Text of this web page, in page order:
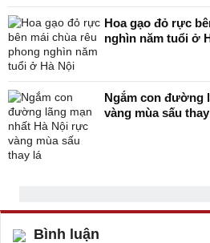
Hoa gạo đỏ rực
nghìn năm tuổi ở
Ngắm con đường
vàng mùa sấu
Bình luận